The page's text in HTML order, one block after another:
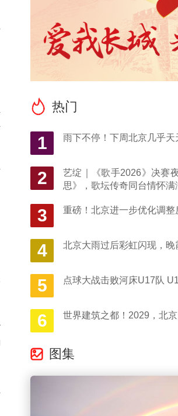
热门
1 雨下不停！下周北京几乎天
2
艺绽｜《歌手2026》决赛
思》，歌坛传奇同台情怀满
3 重磅！北京进一步优化调
4 北京大雨过后彩虹闪现，晚
5 点球大战击败河床U17队
6 世界建筑之都！2029，北
图集